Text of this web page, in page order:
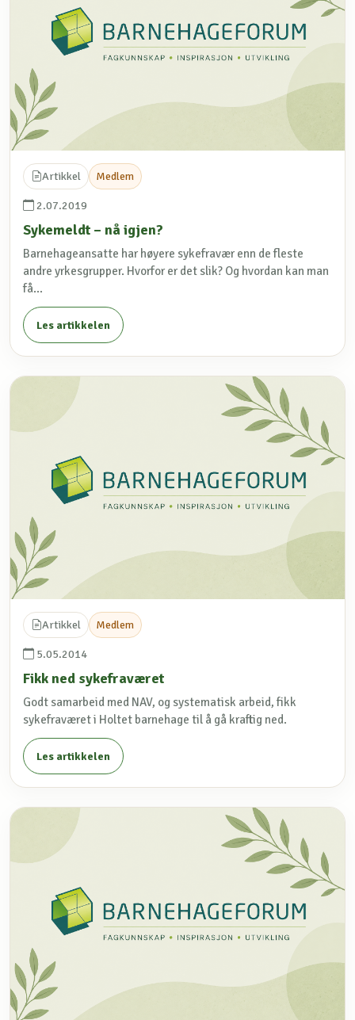
Artikkel Medlem
2.07.2019
Sykemeldt – nå igjen?
Barnehageansatte har høyere sykefravær enn de fleste
andre yrkesgrupper. Hvorfor er det slik? Og hvordan kan man
få...
Les artikkelen
Artikkel Medlem
5.05.2014
Fikk ned sykefraværet
Godt samarbeid med NAV, og systematisk arbeid, fikk
sykefraværet i Holtet barnehage til å gå kraftig ned.
Les artikkelen